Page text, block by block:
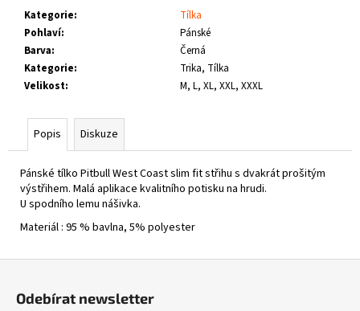
Kategorie:
Tílka
Pohlaví:
Pánské
Barva:
Černá
Kategorie:
Trika, Tílka
Velikost: M, L, XL, XXL, XXXL
Popis Diskuze
Pánské tílko Pitbull West Coast slim fit střihu s dvakrát prošitým
výstřihem. Malá aplikace kvalitního potisku na hrudi.
U spodního lemu nášivka.
Materiál : 95 % bavlna, 5% polyester
PIT
BULL
WEST
COAST
TENISKY
ENCINO
BURGUNDY
1
800
Kč
Odebírat newsletter